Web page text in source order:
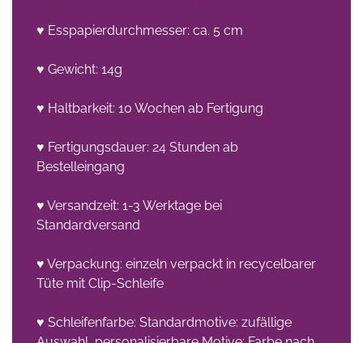
♥ Esspapierdurchmesser: ca. 5 cm
♥ Gewicht: 14g
♥ Haltbarkeit: 10 Wochen ab Fertigung
♥ Fertigungsdauer: 24 Stunden ab
Bestelleingang
♥ Versandzeit: 1-3 Werktage bei
Standardversand
♥ Verpackung: einzeln verpackt in recycelbarer
Tüte mit Clip-Schleife
♥ Schleifenfarbe: Standardmotive: zufällige